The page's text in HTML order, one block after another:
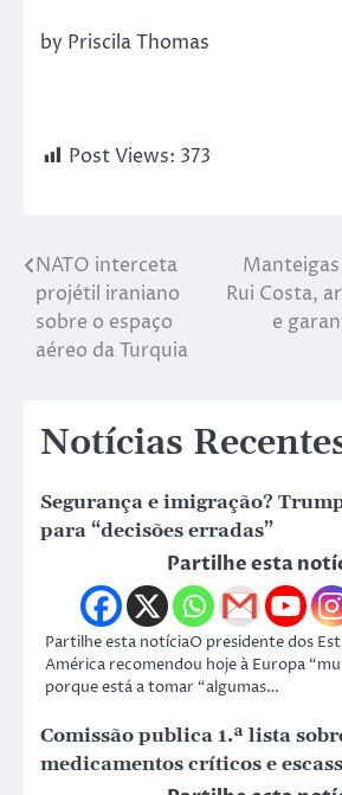
by Priscila Thomas
Post Views: 373
NATO interceta
projétil iraniano
sobre o espaço
aéreo da Turquia
Rui Costa,
e
Notícias
Segurança e imigração?
para “decisões erradas”
Partilhe esta
Partilhe esta notíciaO presidente dos
América recomendou hoje à Europa
porque está a tomar “algumas…
Comissão publica 1.ª lista
medicamentos críticos e